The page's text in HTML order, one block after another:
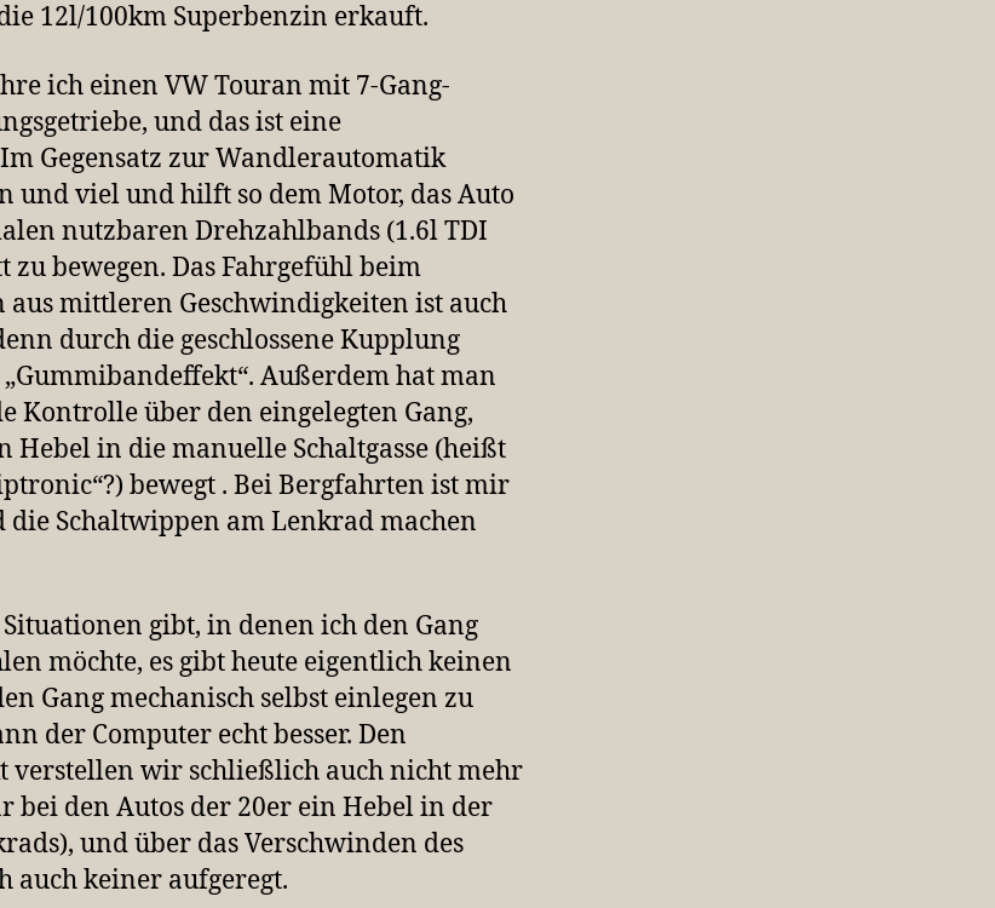
12l/100km Superbenzin erkauft.
ich einen VW Touran mit 7-Gang-
und das ist eine
Gegensatz zur Wandlerautomatik
und viel und hilft so dem Motor, das Auto
nutzbaren Drehzahlbands (1.6l TDI
zu bewegen. Das Fahrgefühl beim
aus mittleren Geschwindigkeiten ist auch
durch die geschlossene Kupplung
Außerdem hat man
Kontrolle über den eingelegten Gang,
Hebel in die manuelle Schaltgasse (heißt
bewegt . Bei Bergfahrten ist mir
die Schaltwippen am Lenkrad machen
gibt, in denen ich den Gang
möchte, es gibt heute eigentlich keinen
Gang mechanisch selbst einlegen zu
der Computer echt besser. Den
verstellen wir schließlich auch nicht mehr
bei den Autos der 20er ein Hebel in der
und über das Verschwinden des
auch keiner aufgeregt.